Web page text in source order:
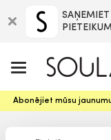
Abonējiet mūsu